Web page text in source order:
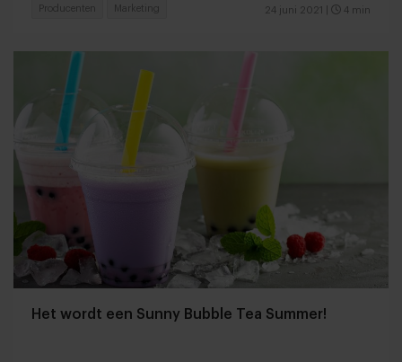
24 juni 2021 4 min
Producenten Marketing
Het wordt een Sunny Bubble Tea Summer!